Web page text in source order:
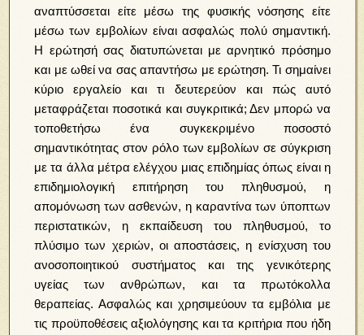
αναπτύσσεται είτε μέσω της φυσικής νόσησης είτε
μέσω των εμβολίων είναι ασφαλώς πολύ σημαντική.
Η ερώτησή σας διατυπώνεται με αρνητικό πρόσημο
και με ωθεί να σας απαντήσω με ερώτηση. Τι σημαίνει
κύριο εργαλείο και τι δευτερεύον και πώς αυτό
μεταφράζεται ποσοτικά και συγκριτικά; Δεν μπορώ να
τοποθετήσω ένα συγκεκριμένο ποσοστό
σημαντικότητας στον ρόλο των εμβολίων σε σύγκριση
με τα άλλα μέτρα ελέγχου μιας επιδημίας όπως είναι η
επιδημιολογική επιτήρηση του πληθυσμού, η
απομόνωση των ασθενών, η καραντίνα των ύποπτων
περιστατικών, η εκπαίδευση του πληθυσμού, το
πλύσιμο των χεριών, οι αποστάσεις, η ενίσχυση του
ανοσοποιητικού συστήματος και της γενικότερης
υγείας των ανθρώπων, και τα πρωτόκολλα
θεραπείας. Ασφαλώς και χρησιμεύουν τα εμβόλια με
τις προϋποθέσεις αξιολόγησης και τα κριτήρια που ήδη